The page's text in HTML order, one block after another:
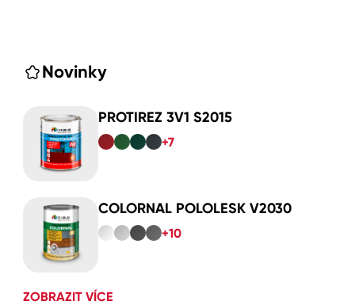
Novinky
PROTIREZ 3V1 S2015
+7
COLORNAL POLOLESK V2030
+10
ZOBRAZIT VÍCE